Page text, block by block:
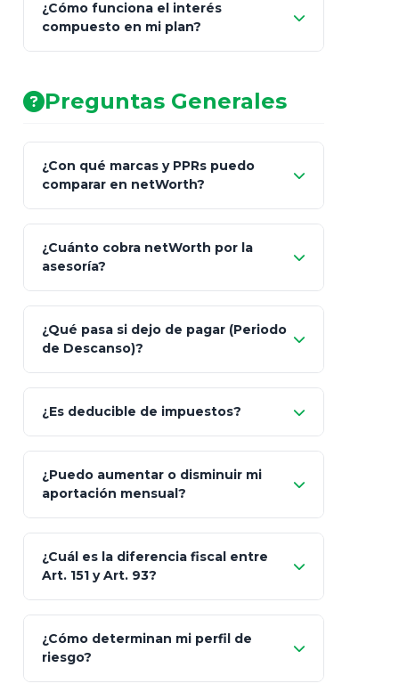
AA (Muy Fuerte)
¿Cómo funciona el interés
compuesto en mi plan?
Preguntas Generales
¿Con qué marcas y PPRs puedo
comparar en netWorth?
GNP (Proyecta)
Seguros Monterrey
Skandia (Crea)
MetLife (MetaLife)
Prudential
¿Cuánto cobra netWorth por la
asesoría?
¿Qué pasa si dejo de pagar (Periodo
de Descanso)?
¿Es deducible de impuestos?
¿Puedo aumentar o disminuir mi
aportación mensual?
¿Cuál es la diferencia fiscal entre
Art. 151 y Art. 93?
Art.
¿Cómo determinan mi perfil de
riesgo?